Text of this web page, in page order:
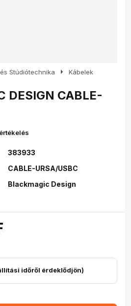
Stúdiótechnika arrow_right Kábelek
DESIGN CABLE-
383933
CABLE-URSA/USBC
Blackmagic Design
időről érdeklődjön)